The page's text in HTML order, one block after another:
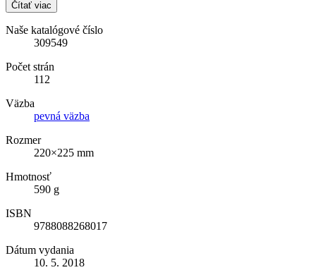
Čítať viac
Naše katalógové číslo
309549
Počet strán
112
Väzba
pevná väzba
Rozmer
220×225 mm
Hmotnosť
590 g
ISBN
9788088268017
Dátum vydania
10. 5. 2018